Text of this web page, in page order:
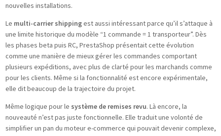
nouvelles installations.
Le multi-carrier shippingest aussi intéressant parce qu’il s’attaque à
une limite historique du modèle “1 commande = 1 transporteur”. Dès
les phases beta puis RC, PrestaShop présentait cette évolution
comme une manière de mieux gérer les commandes comportant
plusieurs expéditions, avec plus de clarté pour les marchands comme
pour les clients. Même si la fonctionnalité est encore expérimentale,
elle dit beaucoup de la trajectoire du projet.
Même logique pour le système de remises revu. Là encore, la
nouveauté n’est pas juste fonctionnelle. Elle traduit une volonté de
simplifier un pan du moteur e-commerce qui pouvait devenir complexe,